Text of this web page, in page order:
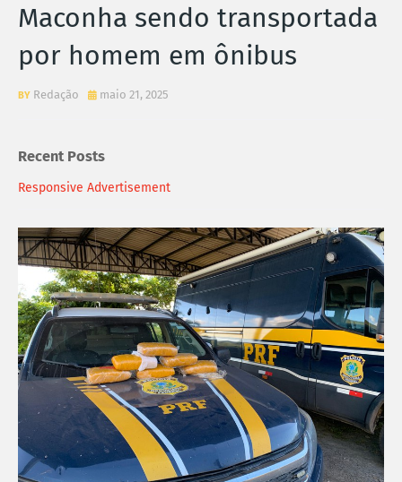
Maconha sendo transportada
por homem em ônibus
Redação maio 21, 2025
Recent Posts
Responsive Advertisement